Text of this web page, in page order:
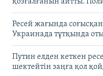
қозғалғанын айтты.
Ресей жағында
Украинада тұтқында
Путин елден кеткен
шектейтін заңға қол